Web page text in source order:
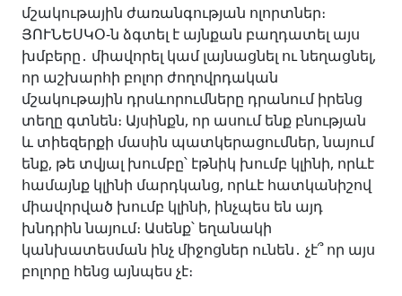
մշակութային ժառանգության ոլորտներ։
ՅՈՒՆԵՍԿՕ-ն ձգտել է այնքան բաղդատել այս
խմբերը․ միավորել կամ լայնացնել ու նեղացնել,
որ աշխարհի բոլոր ժողովրդական
մշակութային դրսևորումները դրանում իրենց
տեղը գտնեն։ Այսինքն, որ ասում ենք բնության
և տիեզերքի մասին պատկերացումներ, նայում
ենք, թե տվյալ խումբը՝ էթնիկ խումբ կլինի, որևէ
համայնք կլինի մարդկանց, որևէ հատկանիշով
միավորված խումբ կլինի, ինչպես են այդ
խնդրին նայում։ Ասենք՝ եղանակի
կանխատեսման ինչ միջոցներ ունեն․ չէ՞ որ այս
բոլորը հենց այնպես չէ։